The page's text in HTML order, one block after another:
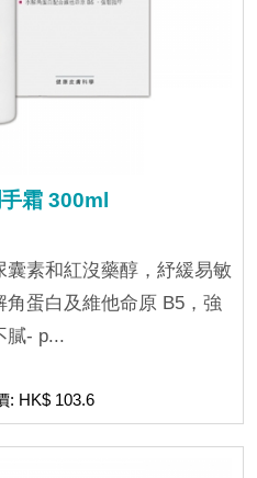
霜 300ml
素和紅沒藥醇，紓緩易敏
蛋白及維他命原 B5，強
膩- p...
: HK$ 103.6